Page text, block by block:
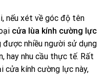
nếu xét về góc độ tên
cửa lùa kính cường lực
được nhiều người sử dụng
hay nhu cầu thực tế. Rất
cửa kính cường lực này,